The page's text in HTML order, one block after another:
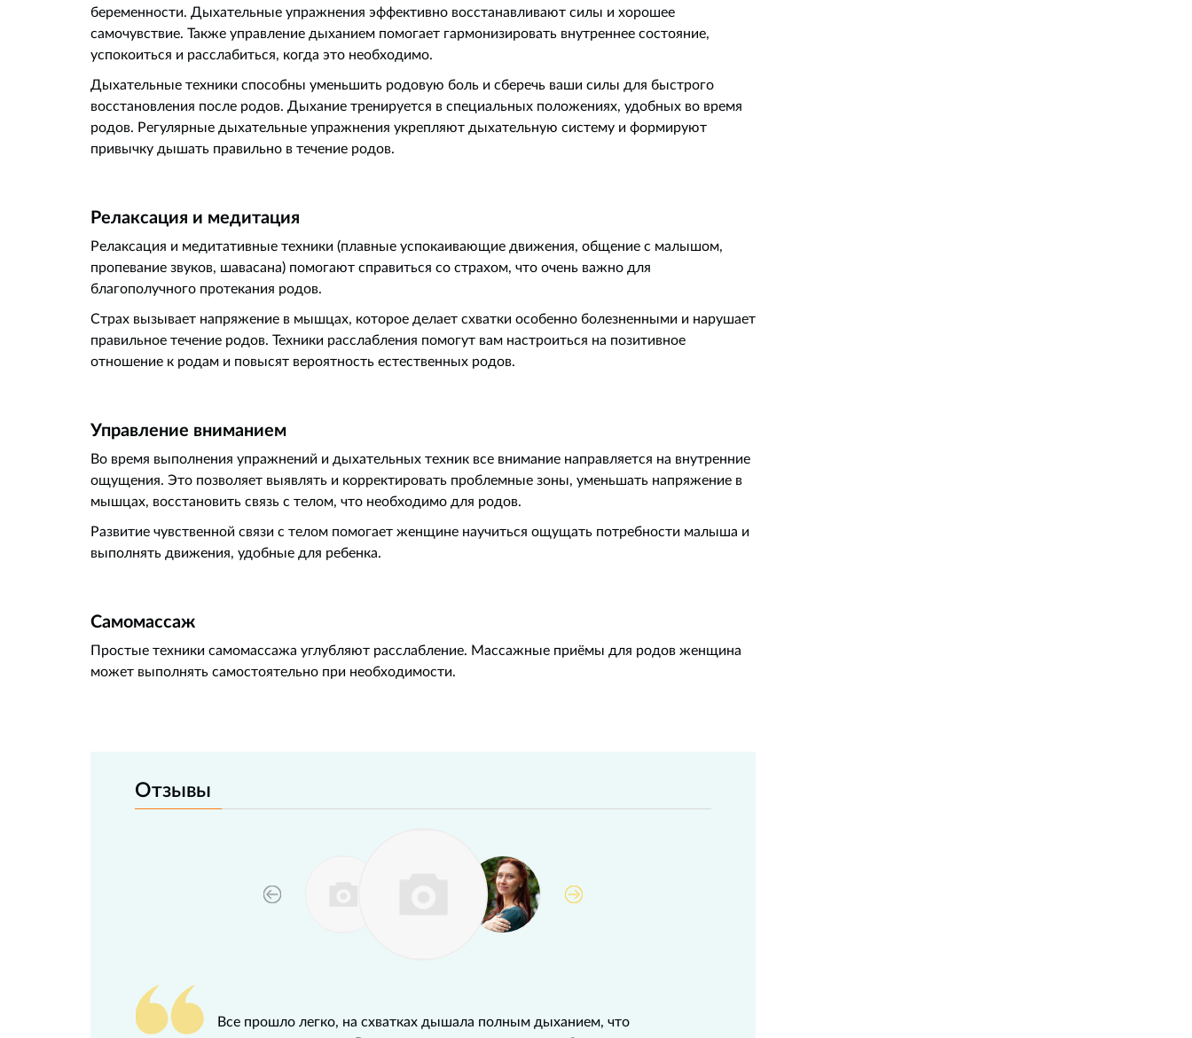
беременности. Дыхательные упражнения эффективно восстанавливают силы и хорошее
самочувствие. Также управление дыханием помогает гармонизировать внутреннее состояние,
успокоиться и расслабиться, когда это необходимо.
Дыхательные техники способны уменьшить родовую боль и сберечь ваши силы для быстрого
восстановления после родов. Дыхание тренируется в специальных положениях, удобных во время
родов. Регулярные дыхательные упражнения укрепляют дыхательную систему и формируют
привычку дышать правильно в течение родов.
Релаксация и медитация
Релаксация и медитативные техники (плавные успокаивающие движения, общение с малышом,
пропевание звуков, шавасана) помогают справиться со страхом, что очень важно для
благополучного протекания родов.
Страх вызывает напряжение в мышцах, которое делает схватки особенно болезненными и нарушает
правильное течение родов. Техники расслабления помогут вам настроиться на позитивное
отношение к родам и повысят вероятность естественных родов.
Управление вниманием
Во время выполнения упражнений и дыхательных техник все внимание направляется на внутренние
ощущения. Это позволяет выявлять и корректировать проблемные зоны, уменьшать напряжение в
мышцах, восстановить связь с телом, что необходимо для родов.
Развитие чувственной связи с телом помогает женщине научиться ощущать потребности малыша и
выполнять движения, удобные для ребенка.
Самомассаж
Простые техники самомассажа углубляют расслабление. Массажные приёмы для родов женщина
может выполнять самостоятельно при необходимости.
Отзывы
Все прошло легко, на схватках дышала полным дыханием, что